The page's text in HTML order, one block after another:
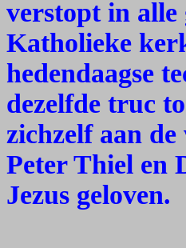
verstopt in alle
Katholieke
hedendaagse
dezelfde truc
zichzelf aan
Peter Thiel en
Jezus geloven.